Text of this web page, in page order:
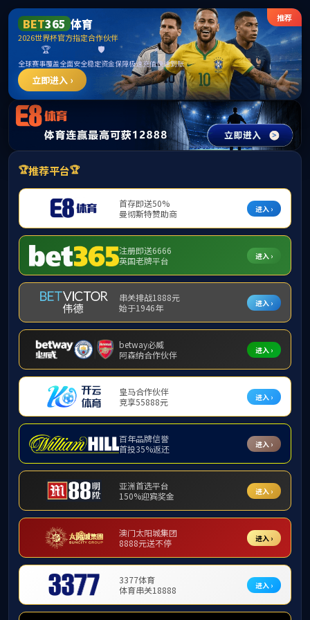
中国·3044永利集团(集团)有限公司-官方网站
提示：访问地址无效，2023/1020/c18002a332424/http:/17917找不到对
应的栏目！
首页